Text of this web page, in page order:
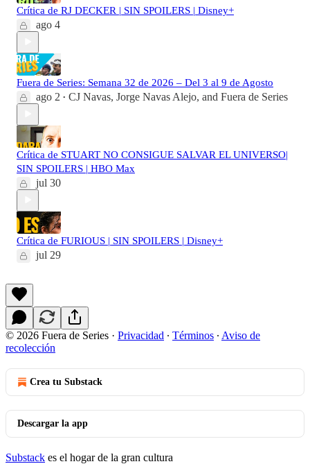
Crítica de RJ DECKER | SIN SPOILERS | Disney+
ago 4
Fuera de Series: Semana 32 de 2026 – Del 3 al 9 de Agosto
ago 2 • CJ Navas, Jorge Navas Alejo, and Fuera de Series
Crítica de STUART NO CONSIGUE SALVAR EL UNIVERSO|
SIN SPOILERS | HBO Max
jul 30
Crítica de FURIOUS | SIN SPOILERS | Disney+
jul 29
© 2026 Fuera de Series · Privacidad ∙ Términos ∙ Aviso de
recolección
Crea tu Substack
Descargar la app
Substack es el hogar de la gran cultura